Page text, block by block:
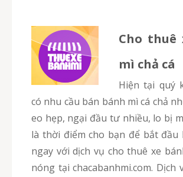
Cho thuê
mì chả cá
Hiện tại quý khách đang
có nhu cầu bán bánh mì cá chả
eo hẹp, ngại đầu tư nhiều, lo bị
là thời điểm cho bạn để bắt đầu
ngay với dịch vụ cho thuê xe
nóng tại chacabanhmi.com. Dịch